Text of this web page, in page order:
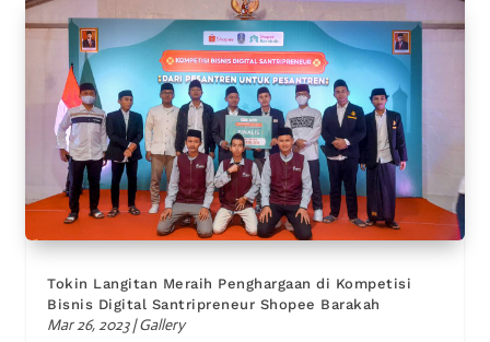
Tokin Langitan Meraih Penghargaan di Kompetisi
Bisnis Digital Santripreneur Shopee Barakah
Mar 26, 2023|Gallery